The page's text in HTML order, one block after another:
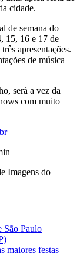
cidade.
de semana do
15, 16 e 17 de
apresentações.
de música
será a vez da
com muito
Imagens do
São Paulo
maiores festas